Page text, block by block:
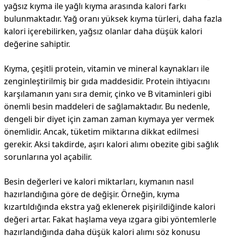
yağsız kıyma ile yağlı kıyma arasında kalori farkı
bulunmaktadır. Yağ oranı yüksek kıyma türleri, daha fazla
kalori içerebilirken, yağsız olanlar daha düşük kalori
değerine sahiptir.
Kıyma, çeşitli protein, vitamin ve mineral kaynakları ile
zenginleştirilmiş bir gıda maddesidir. Protein ihtiyacını
karşılamanın yanı sıra demir, çinko ve B vitaminleri gibi
önemli besin maddeleri de sağlamaktadır. Bu nedenle,
dengeli bir diyet için zaman zaman kıymaya yer vermek
önemlidir. Ancak, tüketim miktarına dikkat edilmesi
gerekir. Aksi takdirde, aşırı kalori alımı obezite gibi sağlık
sorunlarına yol açabilir.
Besin değerleri ve kalori miktarları, kıymanın nasıl
hazırlandığına göre de değişir. Örneğin, kıyma
kızartıldığında ekstra yağ eklenerek pişirildiğinde kalori
değeri artar. Fakat haşlama veya ızgara gibi yöntemlerle
hazırlandığında daha düşük kalori alımı söz konusu